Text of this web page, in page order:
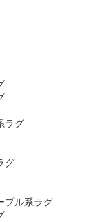
ラグ
グ
プル系ラグ